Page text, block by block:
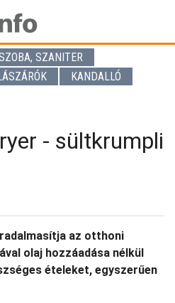
SZANITER
KANDALLÓ
- sültkrumpli
az otthoni
olaj hozzáadása nélkül
ételeket, egyszerűen